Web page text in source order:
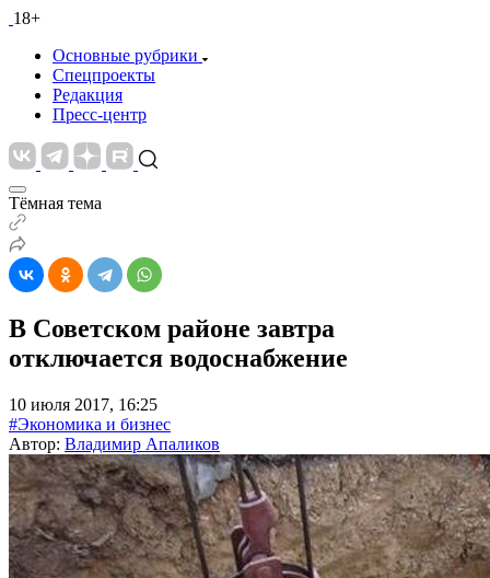
18+
Основные рубрики
Спецпроекты
Редакция
Пресс-центр
Тёмная тема
В Советском районе завтра
отключается водоснабжение
10 июля 2017, 16:25
#Экономика и бизнес
Автор: Владимир Апаликов